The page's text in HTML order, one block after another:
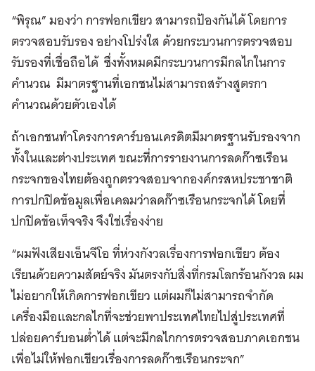
“พิรุณ” มองว่า การฟอกเขียว สามารถป้องกันได้ โดยการ
ตรวจสอบรับรอง อย่างโปร่งใส ด้วยกระบวนการตรวจสอบ
รับรองที่เชื่อถือได้ ซึ่งทั้งหมดมีกระบวนการมีกลไกในการ
คำนวณ มีมาตรฐานที่เอกชนไม่สามารถสร้างสูตรกา
คำนวณด้วยตัวเองได้
ถ้าเอกชนทำโครงการคาร์บอนเครดิตมีมาตรฐานรับรองจาก
ทั้งในและต่างประเทศ ขณะที่การรายงานการลดก๊าซเรือน
กระจกของไทยต้องถูกตรวจสอบจากองค์กรสหประชาชาติ
การปกปิดข้อมูลเพื่อเคลมว่าลดก๊าซเรือนกระจกได้ โดยที่
ปกปิดข้อเท็จจริง จึงใช่เรื่องง่าย
“ผมฟังเสียงเอ็นจีโอ ที่ห่วงกังวลเรื่องการฟอกเขียว ต้อง
เรียนด้วยความสัตย์จริง มันตรงกับสิ่งที่กรมโลกร้อนกังวล ผม
ไม่อยากให้เกิดการฟอกเขียว แต่ผมก็ไม่สามารถจํากัด
เครื่องมือและกลไกที่จะช่วยพาประเทศไทยไปสู่ประเทศที่
ปล่อยคาร์บอนต่ำได้ แต่จะมีกลไกการตรวจสอบภาคเอกชน
เพื่อไม่ให้ฟอกเขียวเรื่องการลดก๊าซเรือนกระจก”